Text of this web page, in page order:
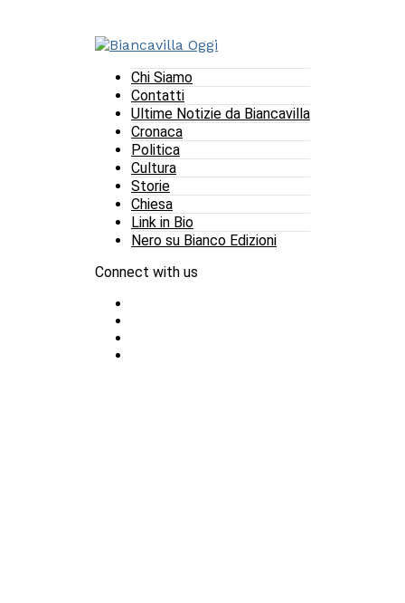
Chi Siamo
Contatti
Ultime Notizie da Biancavilla
Cronaca
Politica
Cultura
Storie
Chiesa
Link in Bio
Nero su Bianco Edizioni
Connect with us